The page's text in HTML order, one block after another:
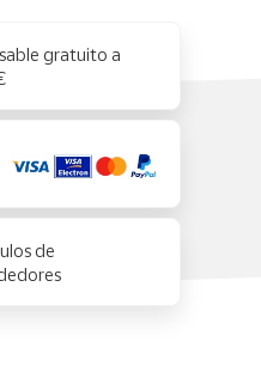
gratuito a
de